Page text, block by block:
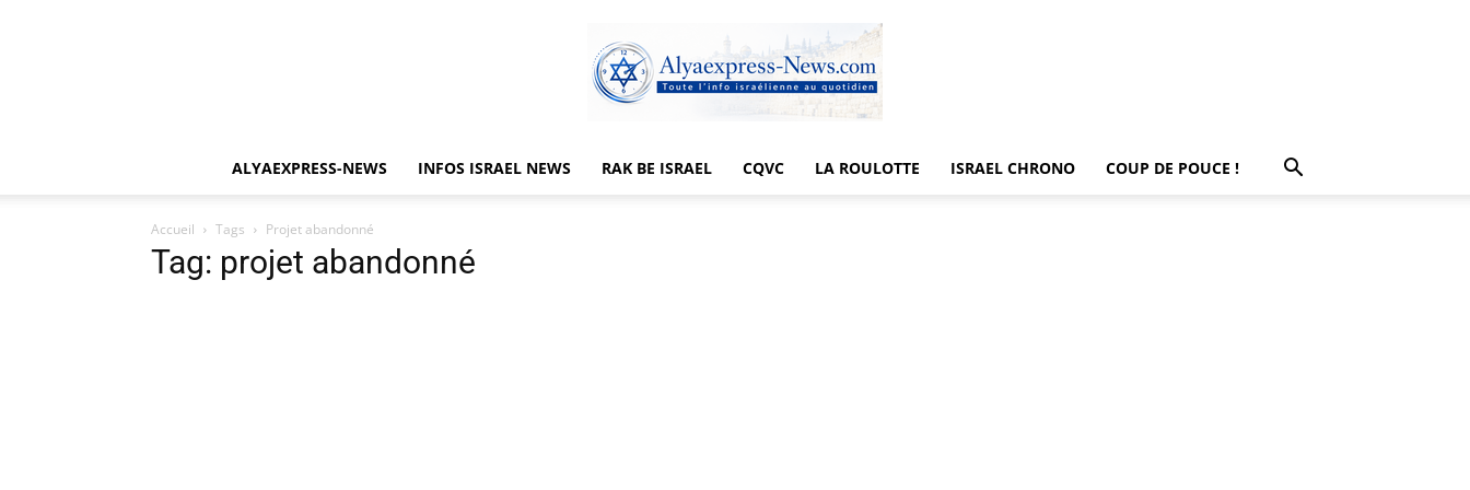
ALYAEXPRESS-NEWS INFOS ISRAEL NEWS RAK BE ISRAEL CQVC LA ROULOTTE ISRAEL CHRONO COUP DE POUCE !
Accueil Tags Projet abandonné
Tag: projet abandonné